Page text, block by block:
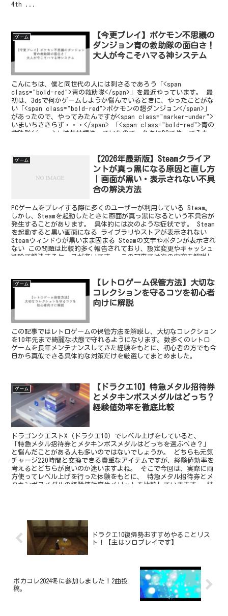
4th ...
ゲーム
【今更プレイ】ポケモン不思議の
ダンジョン青の救助隊の面白さ！
大人が今こそハマる神システム
こんにちは、僕と同世代の人には刺さるであろう「<span
class="bold-red">青の救助隊</span>」を最近やっています。 最
初は、3dsで何かゲームしようか悩んでいるときに、やったことがな
い「<span class="bold-red">ポケモンの超ダンジョン</span>」
があったので、やってみたんですが<span class="marker-under">
いまいちささらず・・・</span> 「<span class="bold-red">青の
救助隊</span>」は昔結構やっていたので、久々にDSでやってみた
ゲーム
【2026年最新版】Steamクライア
ントが真っ黒になる原因と直し方
｜画面が黒い・表示されない不具
合の解決方法
PCゲームをプレイする際に多くのユーザーが利用している Steam。
しかし、Steamを起動したときに画面が真っ黒になるという不具合が
発生することがあります。 具体的には次のような症状です。 Steam
を起動すると黒い画面になる ライブラリやストアが表示されない
Steamウィンドウが黒いまま固まる Steamの文字やボタンが表示され
ない この問題は比較的多く報告されており、設定変更やキャッシュ
削除で解決するケースが多いです。 この記事では次の内容を解説し
ゲーム
【レトロゲーム保管方法】大切な
コレクションを守るコツを初心者
向けに解説
この記事ではレトロゲームの保管方法を解説し、大切なコレクション
を10年先まで綺麗な状態で守れるようになります。数多くのレトロ
ゲームを長年メンテナンスしてきた経験をもとに、初心者の方でも今
日から真似できる具体的な対策だけを厳選してまとめました。
ゲーム
【ドラクエ10】特急メタル招待券
とメタキンボスメダルはどっち？
経験値効率を徹底比較
ドラゴンクエストX（ドラクエ10）でレベル上げをしていると、
「特急メタル招待券とメタキンボスメダルはどっちを選ぶべき？」
と悩んだことがある人も多いのではないでしょうか。 どちらも元気
チャージ220時間と交換できる貴重なアイテムですが、経験値効率を
考えるとどちらが良いのか迷いますよね。 そこで今回は、実際に両
方使ってレベル上げを行った体験をもとに、 特急メタル招待券とメ
タキンボスメダルの経験値効率やメリットを比較していきます。 結
ドラクエ10復帰勢おすすめやることリス
ト！【主はソロプレイです】
ボカコレ2024冬に参加しました！2曲投
稿。